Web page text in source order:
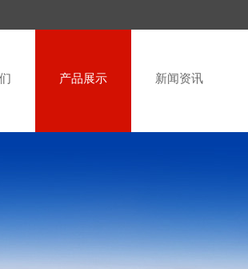
产品展示 新闻资讯